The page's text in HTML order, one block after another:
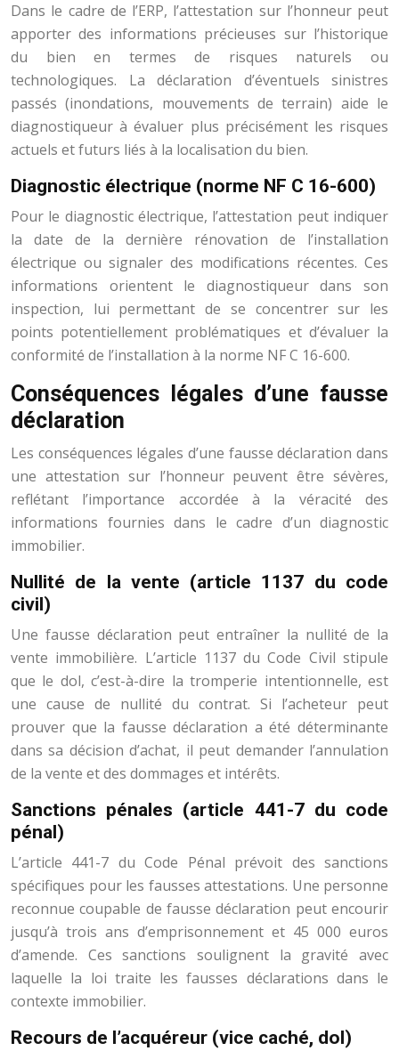
Dans le cadre de l’ERP, l’attestation sur l’honneur peut
apporter des informations précieuses sur l’historique
du bien en termes de risques naturels ou
technologiques. La déclaration d’éventuels sinistres
passés (inondations, mouvements de terrain) aide le
diagnostiqueur à évaluer plus précisément les risques
actuels et futurs liés à la localisation du bien.
Diagnostic électrique (norme NF C 16-600)
Pour le diagnostic électrique, l’attestation peut indiquer
la date de la dernière rénovation de l’installation
électrique ou signaler des modifications récentes. Ces
informations orientent le diagnostiqueur dans son
inspection, lui permettant de se concentrer sur les
points potentiellement problématiques et d’évaluer la
conformité de l’installation à la norme NF C 16-600.
Conséquences légales d’une fausse
déclaration
Les conséquences légales d’une fausse déclaration dans
une attestation sur l’honneur peuvent être sévères,
reflétant l’importance accordée à la véracité des
informations fournies dans le cadre d’un diagnostic
immobilier.
Nullité de la vente (article 1137 du code
civil)
Une fausse déclaration peut entraîner la nullité de la
vente immobilière. L’article 1137 du Code Civil stipule
que le dol, c’est-à-dire la tromperie intentionnelle, est
une cause de nullité du contrat. Si l’acheteur peut
prouver que la fausse déclaration a été déterminante
dans sa décision d’achat, il peut demander l’annulation
de la vente et des dommages et intérêts.
Sanctions pénales (article 441-7 du code
pénal)
L’article 441-7 du Code Pénal prévoit des sanctions
spécifiques pour les fausses attestations. Une personne
reconnue coupable de fausse déclaration peut encourir
jusqu’à trois ans d’emprisonnement et 45 000 euros
d’amende. Ces sanctions soulignent la gravité avec
laquelle la loi traite les fausses déclarations dans le
contexte immobilier.
Recours de l’acquéreur (vice caché, dol)